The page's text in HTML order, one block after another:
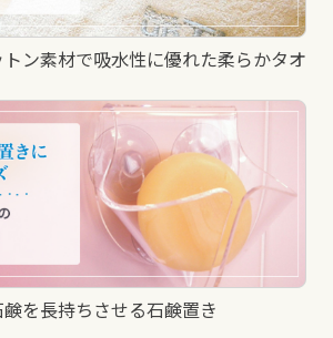
ン素材で吸水性に優れた柔らかタオ
を長持ちさせる石鹸置き